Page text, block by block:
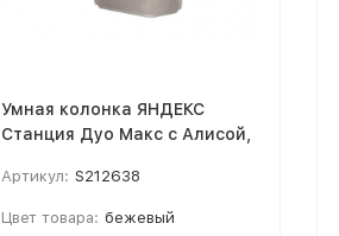
Умная колонка ЯНДЕКС
Станция Дуо Макс с Алисой,
бежевый (YNDX-00055BIE)
Артикул: S212638
Цвет товара: бежевый